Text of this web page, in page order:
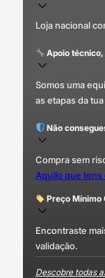
Loja nacional
Apoio
Somos uma
as etapas da
Não
Compra sem
Aquilo que tens
Preço Mínimo
Encontraste
validação.
Descobre todas